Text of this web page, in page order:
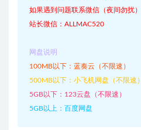
如果遇到问题联系微信（夜间勿扰）
站长微信：ALLMAC520
网盘说明
100MB以下：蓝奏云（不限速）
500MB以下：小飞机网盘（不限速）
5GB以下：123云盘（不限速）
5GB以上：百度网盘